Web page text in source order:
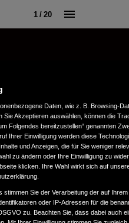
1 / 20
Daten, wie z. B. Browsing-
Akzeptieren auswählen, können die
Folgendes bereitzustellen“ genannten
Ihrer Einwilligung werden diese
und Anzeigen, die für Sie weniger
zu ändern oder Ihre Einwilligung zu
klicken. Ihre Wahl wirkt sich auf
stimmen Sie der Verarbeitung der auf
oder IP-Adressen für die
zu. Beachten Sie, dass dabei auch